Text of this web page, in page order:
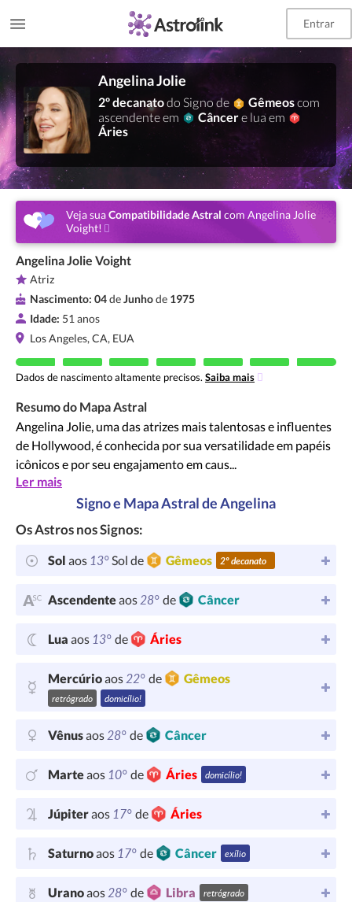
Entrar
Angelina Jolie
2º decanatodo Signo de Gêmeoscom
ascendente em
Câncere lua em
Áries
Veja suaCompatibilidade Astral com Angelina Jolie
Voight!
Angelina Jolie Voight
Atriz
Nascimento: 04deJunhode 1975
Idade: 51 anos
Los Angeles, CA, EUA
Dados de nascimento altamente precisos. Saiba mais
Resumo do Mapa Astral
Angelina Jolie, uma das atrizes mais talentosas e influentes
de Hollywood, é conhecida por sua versatilidade em papéis
icônicos e por seu engajamento em caus...
Ler mais
Signo e Mapa Astral de Angelina
Os Astros nos Signos:
Sol aos 13°Sol de Gêmeos 2º decanato
Ascendenteaos28° de Câncer
Lua aos 13° de Áries
Mercúrioaos22° de Gêmeos
retrógrado domicílio!
Vênusaos28° de Câncer
Marteaos 10° de Áries domicílio!
Júpiteraos 17° de Áries
Saturnoaos 17° de Câncer exílio
Uranoaos28° de Libra retrógrado